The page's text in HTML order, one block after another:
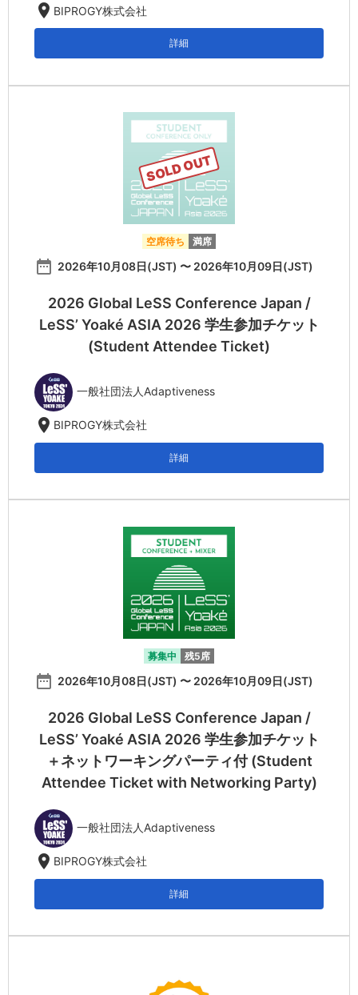
location_on BIPROGY株式会社
詳細
SOLD OUT
空席待ち 満席
date_range 2026年10月08日(JST) 〜 2026年10月09日(JST)
2026 Global LeSS Conference Japan /
LeSS’ Yoaké ASIA 2026 学生参加チケット
(Student Attendee Ticket)
一般社団法人Adaptiveness
location_on BIPROGY株式会社
詳細
募集中 残5席
date_range 2026年10月08日(JST) 〜 2026年10月09日(JST)
2026 Global LeSS Conference Japan /
LeSS’ Yoaké ASIA 2026 学生参加チケット
＋ネットワーキングパーティ付 (Student
Attendee Ticket with Networking Party)
一般社団法人Adaptiveness
location_on BIPROGY株式会社
詳細